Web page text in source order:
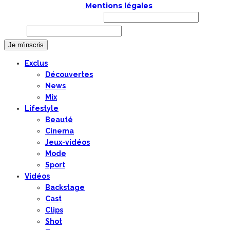
Mentions légales
Exclus
Découvertes
News
Mix
Lifestyle
Beauté
Cinema
Jeux-vidéos
Mode
Sport
Vidéos
Backstage
Cast
Clips
Shot